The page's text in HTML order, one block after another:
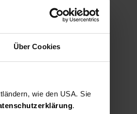
Über Cookies
wie den USA. Sie
.
in den Warenkorb
Teilen